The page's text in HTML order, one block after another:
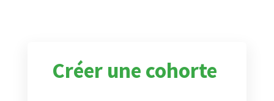
Créer une cohorte